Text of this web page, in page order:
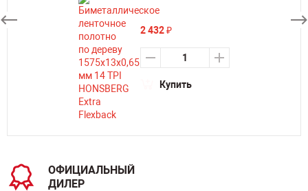
2 432₽
Купить
ОФИЦИАЛЬНЫЙ
ДИЛЕР